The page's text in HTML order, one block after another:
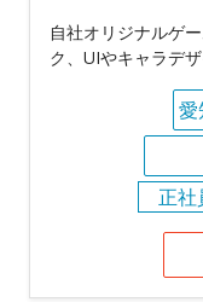
自社オリジナルゲ
ク、UIやキャラデ
愛
正社